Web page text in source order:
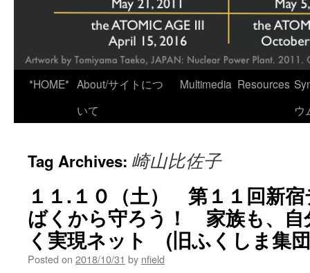
*HOME* About/サイトにつ
いて
Multimedia Resources
ウ
Tag Archives: 崎山比佐子
１１.１０（土） 第１１回新
ばくから守ろう！ 家族も、自
く実現ネット (旧ふくしま集
Posted on 2018/10/31 by nfield